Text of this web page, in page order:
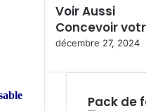
Voir Aussi
F
e
m
Concevoir
décembre 27, 2024
Pack de